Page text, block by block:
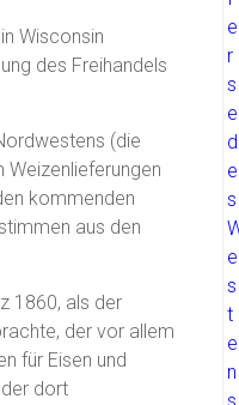
Wisconsin
des Freihandels
(die
Weizenlieferungen
kommenden
aus den
1860, als der
der vor allem
für Eisen und
dort